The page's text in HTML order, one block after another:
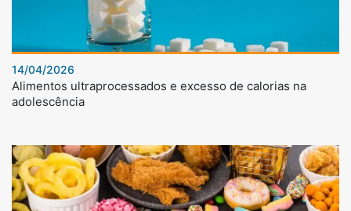
14/04/2026
Alimentos ultraprocessados e excesso de calorias na
adolescência